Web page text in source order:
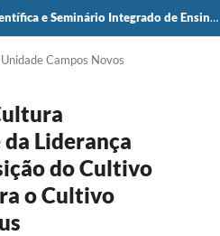
Seminário de Iniciação Científica e Seminário Integrado de Ensino, Pesquisa e Extensão (SIEPE)
Unidade Campos Novos
Liderança
do Cultivo
o Cultivo